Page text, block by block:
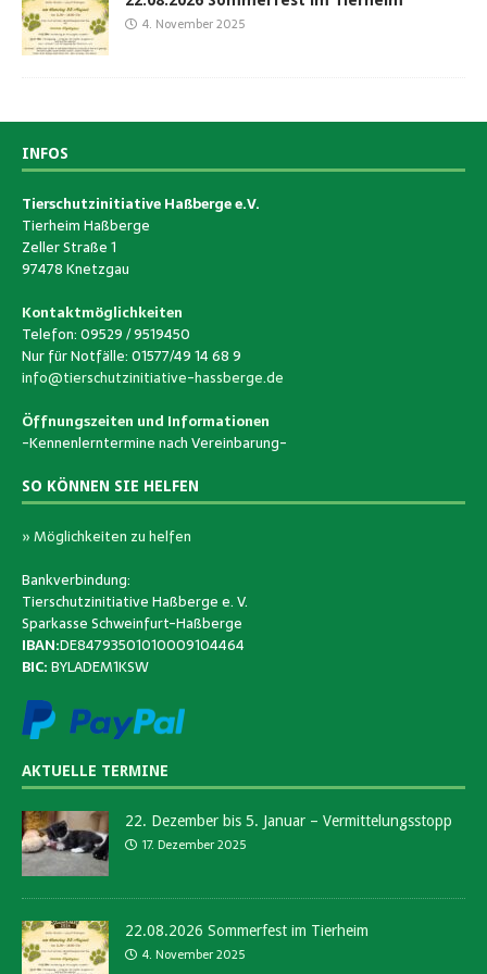
4. November 2025
INFOS
Tierschutzinitiative Haßberge e.V.
Tierheim Haßberge
Zeller Straße 1
97478 Knetzgau
Kontaktmöglichkeiten
Telefon: 09529 / 9519450
Nur für Notfälle: 01577/49 14 68 9
info@tierschutzinitiative-hassberge.de
Öffnungszeiten und Informationen
-Kennenlerntermine nach Vereinbarung-
SO KÖNNEN SIE HELFEN
» Möglichkeiten zu helfen
Bankverbindung:
Tierschutzinitiative Haßberge e. V.
Sparkasse Schweinfurt-Haßberge
IBAN:DE84793501010009104464
BIC:BYLADEM1KSW
AKTUELLE TERMINE
22. Dezember bis 5. Januar – Vermittelungsstopp
17. Dezember 2025
22.08.2026 Sommerfest im Tierheim
4. November 2025